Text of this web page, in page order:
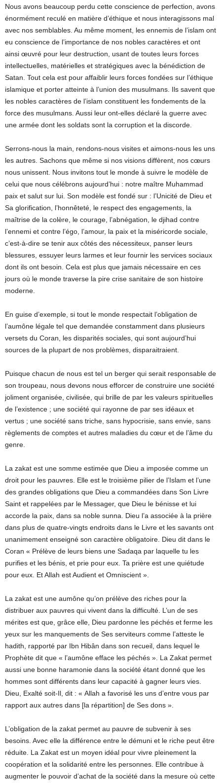
Nous avons beaucoup perdu cette conscience de perfection, avons
énormément reculé en matière d’éthique et nous interagissons mal
avec nos semblables. Au même moment, les ennemis de l’islam ont
eu conscience de l’importance de nos nobles caractères et ont
ainsi œuvré pour leur destruction, usant de toutes leurs forces
intellectuelles, matérielles et stratégiques avec la bénédiction de
Satan. Tout cela est pour affaiblir leurs forces fondées sur l’éthique
islamique et porter atteinte à l’union des musulmans. Ils savent que
les nobles caractères de l’islam constituent les fondements de la
force des musulmans. Aussi leur ont-elles déclaré la guerre avec
une armée dont les soldats sont la corruption et la discorde.
Serrons-nous la main, rendons-nous visites et aimons-nous les uns
les autres. Sachons que même si nos visions diffèrent, nos cœurs
nous unissent. Nous invitons tout le monde à suivre le modèle de
celui que nous célébrons aujourd’hui : notre maître Muhammad
paix et salut sur lui. Son modèle est fondé sur : l’Unicité de Dieu et
Sa glorification, l’honnêteté, le respect des engagements, la
maîtrise de la colère, le courage, l’abnégation, le djihad contre
l’ennemi et contre l’égo, l’amour, la paix et la miséricorde sociale,
c’est-à-dire se tenir aux côtés des nécessiteux, panser leurs
blessures, essuyer leurs larmes et leur fournir les services sociaux
dont ils ont besoin. Cela est plus que jamais nécessaire en ces
jours où le monde traverse la pire crise sanitaire de son histoire
moderne.
En guise d’exemple, si tout le monde respectait l’obligation de
l’aumône légale tel que demandée constamment dans plusieurs
versets du Coran, les disparités sociales, qui sont aujourd’hui
sources de la plupart de nos problèmes, disparaitraient.
Puisque chacun de nous est tel un berger qui serait responsable de
son troupeau, nous devons nous efforcer de construire une société
joliment organisée, civilisée, qui brille de par les valeurs spirituelles
de l’existence ; une société qui rayonne de par ses idéaux et
vertus ; une société sans triche, sans hypocrisie, sans envie, sans
règlements de comptes et autres maladies du cœur et de l’âme du
genre.
La zakat est une somme estimée que Dieu a imposée comme un
droit pour les pauvres. Elle est le troisième pilier de l’Islam et l’une
des grandes obligations que Dieu a commandées dans Son Livre
Saint et rappelées par le Messager, que Dieu le bénisse et lui
accorde la paix, dans sa noble sunna. Dieu l’a associée à la prière
dans plus de quatre-vingts endroits dans le Livre et les savants ont
unanimement enseigné son caractère obligatoire. Dieu dit dans le
Coran « Prélève de leurs biens une Sadaqa par laquelle tu les
purifies et les bénis, et prie pour eux. Ta prière est une quiétude
pour eux. Et Allah est Audient et Omniscient ».
La zakat est une aumône qu’on prélève des riches pour la
distribuer aux pauvres qui vivent dans la difficulté. L’un de ses
mérites est que, grâce elle, Dieu pardonne les péchés et ferme les
yeux sur les manquements de Ses serviteurs comme l’atteste le
hadith, rapporté par Ibn Hibân dans son recueil, dans lequel le
Prophète dit que « l’aumône efface les péchés ». La Zakat permet
aussi une bonne haramonie dans la société étant donné que les
hommes sont différents dans leur capacité à gagner leurs vies.
Dieu, Exalté soit-Il, dit : « Allah a favorisé les uns d’entre vous par
rapport aux autres dans [la répartition] de Ses dons ».
L’obligation de la zakat permet au pauvre de subvenir à ses
besoins. Avec elle la différence entre le démuni et le riche peut être
réduite. La Zakat est un moyen idéal pour vivre pleinement la
coopération et la solidarité entre les personnes. Elle contribue à
augmenter le pouvoir d’achat de la société dans la mesure où cette